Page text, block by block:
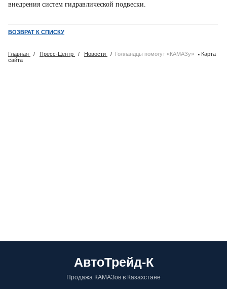
внедрения систем гидравлической подвески.
ВОЗВРАТ К СПИСКУ
Главная / Пресс-Центр / Новости / Голландцы помогут «КАМАЗу» · Карта
сайта
АвтоТрейд-К
Продажа КАМАЗов в Казахстане